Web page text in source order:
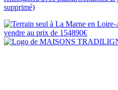
supprimé)